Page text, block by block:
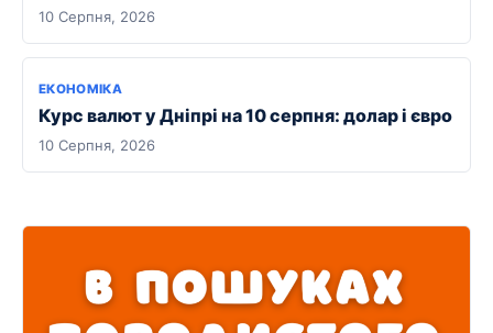
10 Серпня, 2026
ЕКОНОМІКА
Курс валют у Дніпрі на 10 серпня: долар і євро
10 Серпня, 2026